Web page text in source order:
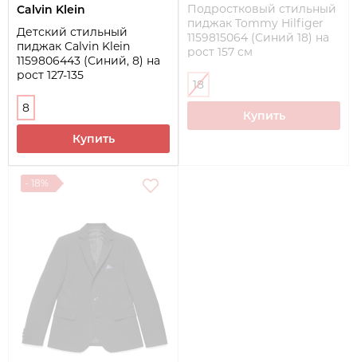
Calvin Klein
Детский стильный
пиджак Calvin Klein
1159806443 (Синий, 8) на
рост 127-135
8
Купить
Подростковый стильный
пиджак Tommy Hilfiger
1159815064 (Синий 18) на
рост 157 см
18
Купить
- 18%